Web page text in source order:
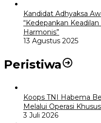
Kandidat Adhyaksa
“Kedepankan
Harmonis”
13 Agustus 2025
Peristiwa
Koops TNI Habema
Melalui Operasi
3 Juli 2026